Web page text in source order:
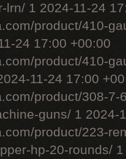
lrn/ 1 2024-11-24
product/410-
24 17:00 +00:00
product/410-
11-24 17:00
product/308-7-
guns/ 1 2024-
product/223-
hp-20-rounds/